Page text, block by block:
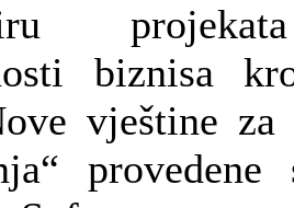
projekata
biznisa
vještine za